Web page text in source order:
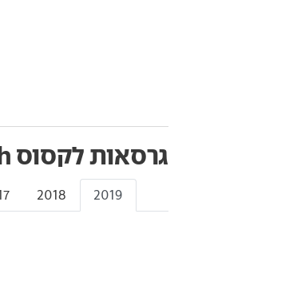
גרסאות לקסוס GS450h
2019
2018